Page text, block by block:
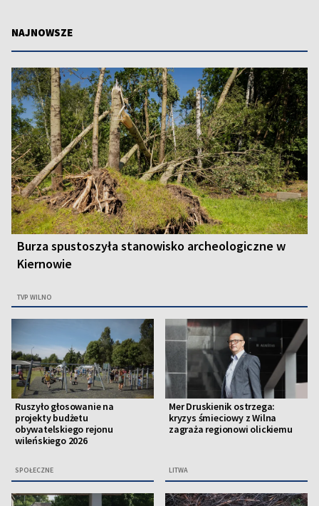
NAJNOWSZE
Burza spustoszyła stanowisko archeologiczne w
Kiernowie
TVP WILNO
Ruszyło głosowanie na
projekty budżetu
obywatelskiego rejonu
wileńskiego 2026
SPOŁECZNE
Mer Druskienik ostrzega:
kryzys śmieciowy z Wilna
zagraża regionowi olickiemu
LITWA